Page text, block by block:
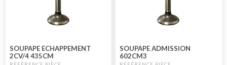
SOUPAPE ECHAPPEMENT
2CV/4 435CM
SOUPAPE ADMISSION
602CM3